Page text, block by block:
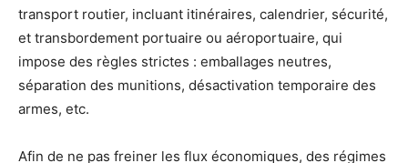
transport routier, incluant itinéraires, calendrier, sécurité,
et transbordement portuaire ou aéroportuaire, qui
impose des règles strictes : emballages neutres,
séparation des munitions, désactivation temporaire des
armes, etc.
Afin de ne pas freiner les flux économiques, des régimes